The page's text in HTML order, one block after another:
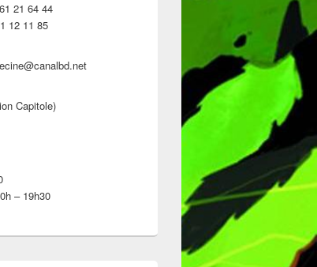
21 64 44
12 11 85
Capitole)
– 19h30